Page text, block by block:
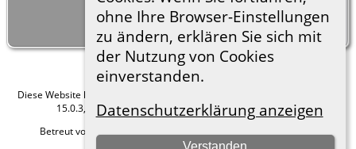
ohne Ihre Browser-Einstellungen
zu ändern, erklären Sie sich mit
der Nutzung von Cookies
einverstanden.
Datenschutzerklärung anzeigen
Verstanden
der Bräutigam war 25 Jahre, die Braut
27 Jahre alt.
Diese Website läuft mit
15.0.3, programmiert von Darrin Lythgoe © 2001-2026.
Betreut von